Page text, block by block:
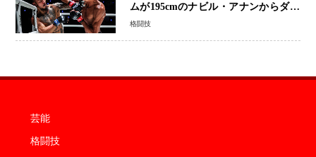
ムが195cmのナビル・アナンからダウ
ン奪取！猛反撃を耐え抜き判定勝利、
格闘技
芸能
格闘技